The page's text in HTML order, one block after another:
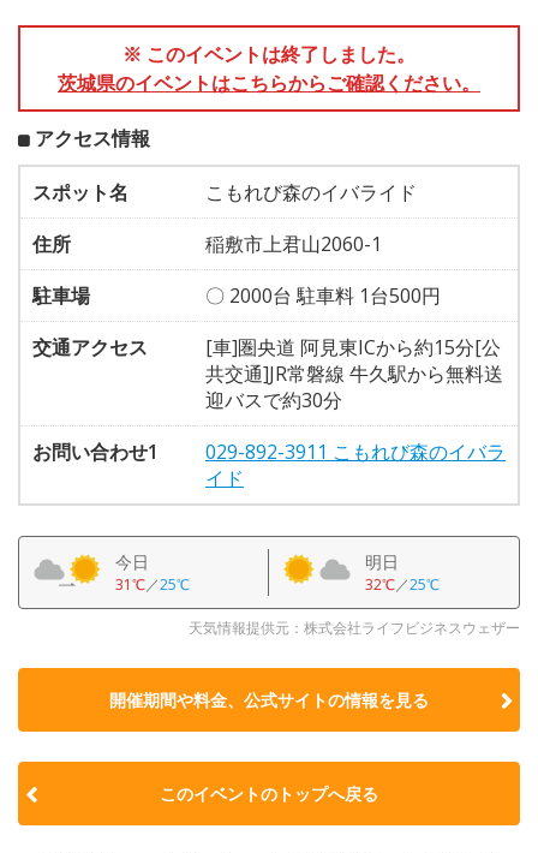
※ このイベントは終了しました。
茨城県のイベントはこちらからご確認ください。
アクセス情報
スポット名
こもれび森のイバライド
住所
稲敷市上君山2060-1
駐車場
〇 2000台 駐車料 1台500円
交通アクセス
[車]圏央道 阿見東ICから約15分[公
共交通]JR常磐線 牛久駅から無料送
迎バスで約30分
お問い合わせ1
029-892-3911 こもれび森のイバラ
イド
今日
31℃／25℃
明日
32℃／25℃
天気情報提供元：株式会社ライフビジネスウェザー
開催期間や料金、公式サイトの情報を見る
このイベントのトップへ戻る